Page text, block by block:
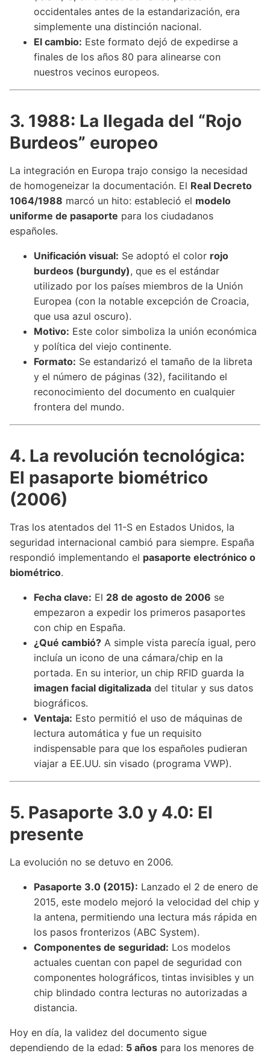
occidentales antes de la estandarización, era
simplemente una distinción nacional.
El cambio: Este formato dejó de expedirse a
finales de los años 80 para alinearse con
nuestros vecinos europeos.
3. 1988: La llegada del “Rojo
Burdeos” europeo
La integración en Europa trajo consigo la necesidad
de homogeneizar la documentación. El Real Decreto
1064/1988 marcó un hito: estableció el modelo
uniforme de pasaporte para los ciudadanos
españoles.
Unificación visual: Se adoptó el color rojo
burdeos (burgundy), que es el estándar
utilizado por los países miembros de la Unión
Europea (con la notable excepción de Croacia,
que usa azul oscuro).
Motivo: Este color simboliza la unión económica
y política del viejo continente.
Formato: Se estandarizó el tamaño de la libreta
y el número de páginas (32), facilitando el
reconocimiento del documento en cualquier
frontera del mundo.
4. La revolución tecnológica:
El pasaporte biométrico
(2006)
Tras los atentados del 11-S en Estados Unidos, la
seguridad internacional cambió para siempre. España
respondió implementando el pasaporte electrónico o
biométrico.
Fecha clave: El 28 de agosto de 2006 se
empezaron a expedir los primeros pasaportes
con chip en España.
¿Qué cambió? A simple vista parecía igual, pero
incluía un icono de una cámara/chip en la
portada. En su interior, un chip RFID guarda la
imagen facial digitalizada del titular y sus datos
biográficos.
Ventaja: Esto permitió el uso de máquinas de
lectura automática y fue un requisito
indispensable para que los españoles pudieran
viajar a EE.UU. sin visado (programa VWP).
5. Pasaporte 3.0 y 4.0: El
presente
La evolución no se detuvo en 2006.
Pasaporte 3.0 (2015): Lanzado el 2 de enero de
2015, este modelo mejoró la velocidad del chip y
la antena, permitiendo una lectura más rápida en
los pasos fronterizos (ABC System).
Componentes de seguridad: Los modelos
actuales cuentan con papel de seguridad con
componentes holográficos, tintas invisibles y un
chip blindado contra lecturas no autorizadas a
distancia.
Hoy en día, la validez del documento sigue
dependiendo de la edad: 5 años para los menores de